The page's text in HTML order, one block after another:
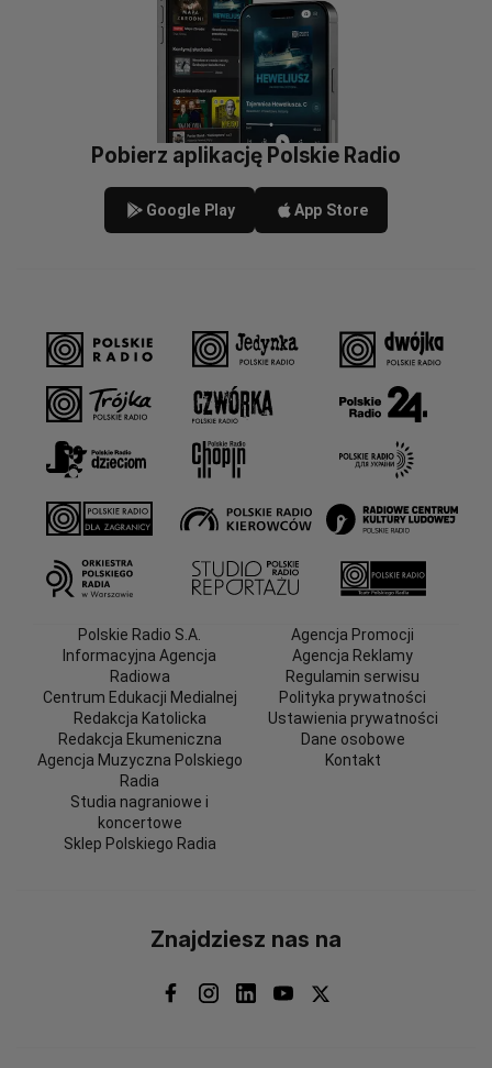
Pobierz aplikację Polskie Radio
Google Play App Store
Polskie Radio S.A.
Informacyjna Agencja
Radiowa
Centrum Edukacji Medialnej
Redakcja Katolicka
Redakcja Ekumeniczna
Agencja Muzyczna Polskiego
Radia
Studia nagraniowe i
koncertowe
Sklep Polskiego Radia
Agencja Promocji
Agencja Reklamy
Regulamin serwisu
Polityka prywatności
Ustawienia prywatności
Dane osobowe
Kontakt
Znajdziesz nas na